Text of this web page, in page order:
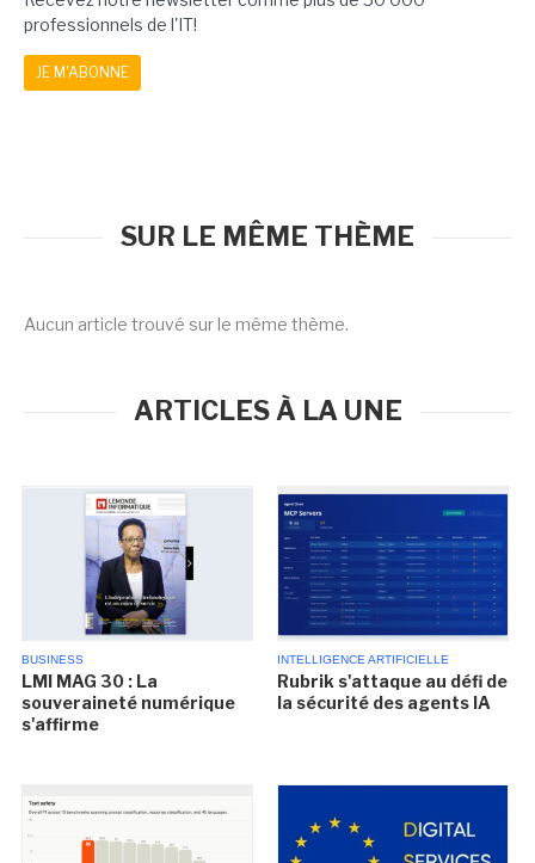
professionnels de l'IT!
JE M'ABONNE
SUR LE MÊME THÈME
Aucun article trouvé sur le même thème.
ARTICLES À LA UNE
BUSINESS
LMI MAG 30 : La
souveraineté numérique
s'affirme
INTELLIGENCE ARTIFICIELLE
Rubrik s'attaque au défi de
la sécurité des agents IA